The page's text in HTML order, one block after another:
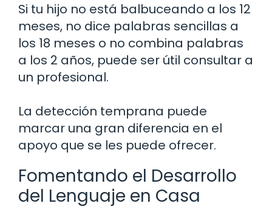
Si tu hijo no está balbuceando a los 12
meses, no dice palabras sencillas a
los 18 meses o no combina palabras
a los 2 años, puede ser útil consultar a
un profesional.
La detección temprana puede
marcar una gran diferencia en el
apoyo que se les puede ofrecer.
Fomentando el Desarrollo
del Lenguaje en Casa